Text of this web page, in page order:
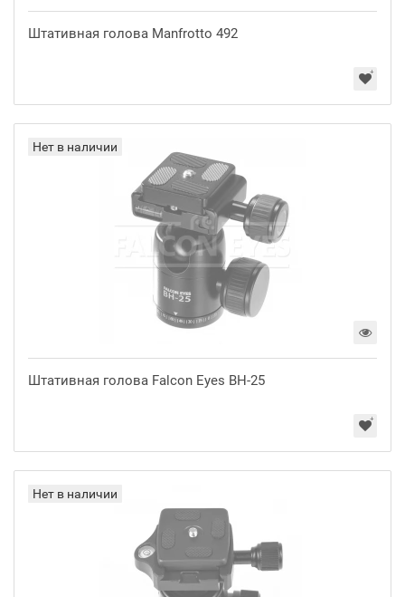
Штативная голова Manfrotto 492
Нет в наличии
Штативная голова Falcon Eyes BH-25
Нет в наличии